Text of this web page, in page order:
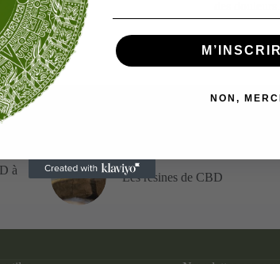
à
Les résines de CBD
NON,